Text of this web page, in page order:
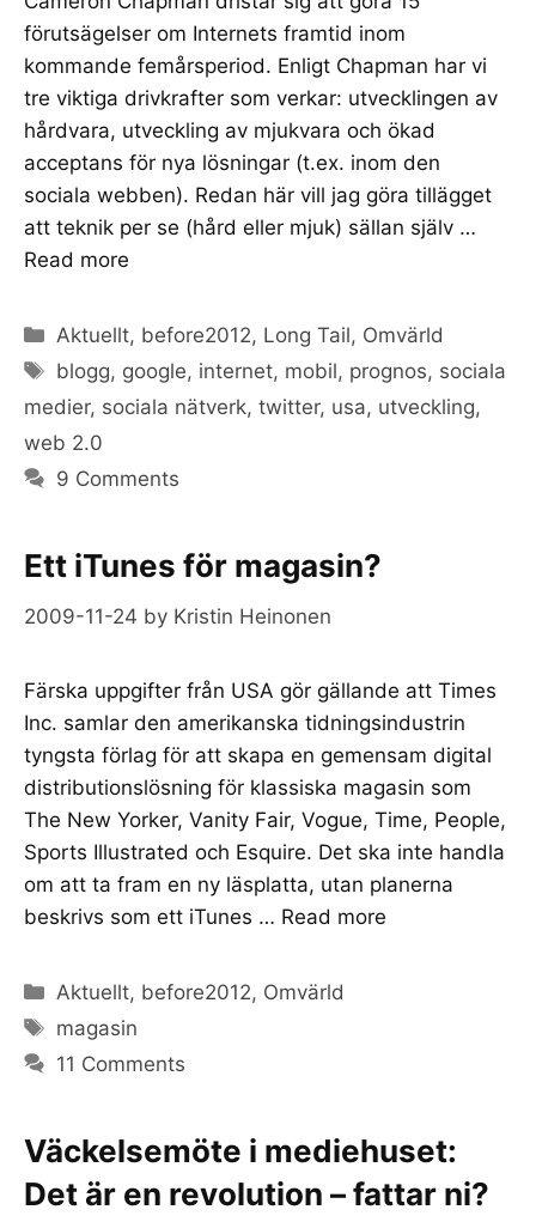
förutsägelser om Internets framtid inom
kommande femårsperiod. Enligt Chapman har vi
tre viktiga drivkrafter som verkar: utvecklingen av
hårdvara, utveckling av mjukvara och ökad
acceptans för nya lösningar (t.ex. inom den
sociala webben). Redan här vill jag göra tillägget
att teknik per se (hård eller mjuk) sällan själv …
Read more
Categories
Aktuellt, before2012, Long Tail, Omvärld
Tags
blogg, google, internet, mobil, prognos, sociala
medier, sociala nätverk, twitter, usa, utveckling,
web 2.0
9 Comments
Ett iTunes för magasin?
2009-11-24 by Kristin Heinonen
Färska uppgifter från USA gör gällande att Times
Inc. samlar den amerikanska tidningsindustrin
tyngsta förlag för att skapa en gemensam digital
distributionslösning för klassiska magasin som
The New Yorker, Vanity Fair, Vogue, Time, People,
Sports Illustrated och Esquire. Det ska inte handla
om att ta fram en ny läsplatta, utan planerna
beskrivs som ett iTunes … Read more
Categories
Aktuellt, before2012, Omvärld
Tags
magasin
11 Comments
Väckelsemöte i mediehuset:
Det är en revolution – fattar ni?